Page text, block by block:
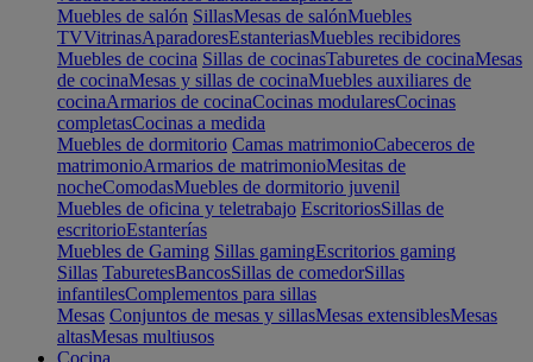
Muebles de salón SillasMesas de salónMuebles
TVVitrinasAparadoresEstanteriasMuebles recibidores
Muebles de cocina Sillas de cocinasTaburetes de cocinaMesas
de cocinaMesas y sillas de cocinaMuebles auxiliares de
cocinaArmarios de cocinaCocinas modularesCocinas
completasCocinas a medida
Muebles de dormitorio Camas matrimonioCabeceros de
matrimonioArmarios de matrimonioMesitas de
nocheComodasMuebles de dormitorio juvenil
Muebles de oficina y teletrabajo EscritoriosSillas de
escritorioEstanterías
Muebles de Gaming Sillas gamingEscritorios gaming
Sillas TaburetesBancosSillas de comedorSillas
infantilesComplementos para sillas
Mesas Conjuntos de mesas y sillasMesas extensiblesMesas
altasMesas multiusos
Cocina